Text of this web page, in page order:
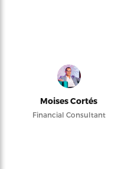
Moises Cortés
Financial Consultant